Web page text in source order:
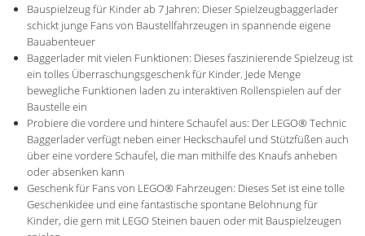
Bauspielzeug für Kinder ab 7 Jahren: Dieser Spielzeugbaggerlader
schickt junge Fans von Baustellfahrzeugen in spannende eigene
Bauabenteuer
Baggerlader mit vielen Funktionen: Dieses faszinierende Spielzeug ist
ein tolles Überraschungsgeschenk für Kinder. Jede Menge
bewegliche Funktionen laden zu interaktiven Rollenspielen auf der
Baustelle ein
Probiere die vordere und hintere Schaufel aus: Der LEGO® Technic
Baggerlader verfügt neben einer Heckschaufel und Stützfüßen auch
über eine vordere Schaufel, die man mithilfe des Knaufs anheben
oder absenken kann
Geschenk für Fans von LEGO® Fahrzeugen: Dieses Set ist eine tolle
Geschenkidee und eine fantastische spontane Belohnung für
Kinder, die gern mit LEGO Steinen bauen oder mit Bauspielzeugen